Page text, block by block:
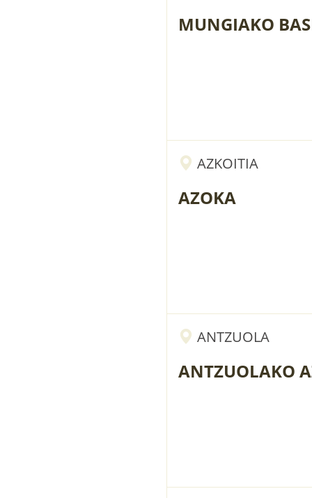
MUNGIAKO
AZKOITIA
AZOKA
ANTZUOLA
ANTZUOLAKO